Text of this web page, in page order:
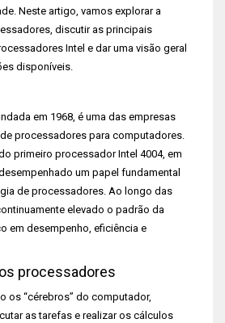
Neste artigo, vamos explorar a
discutir as principais
Intel e dar uma visão geral
disponíveis.
em 1968, é uma das empresas
processadores para computadores.
primeiro processador Intel 4004, em
um papel fundamental
de processadores. Ao longo das
elevado o padrão da
em desempenho, eficiência e
processadores
os “cérebros” do computador,
as tarefas e realizar os cálculos